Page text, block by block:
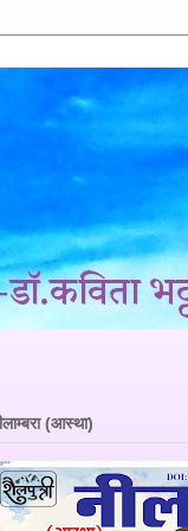
(आस्था)